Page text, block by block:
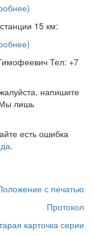
15 км:
Тел: +7
напишите
Мы лишь
есть ошибка
.
с печатью
Протокол
карточка серии